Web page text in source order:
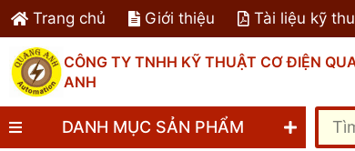
Nhảy
tới
nội
dung
Trang chủ Giới thiệu Tài liệu kỹ
CÔNG TY TNHH KỸ THUẬT CƠ ĐIỆN
ANH
DANH MỤC SẢN PHẨM
Tìm
kiếm